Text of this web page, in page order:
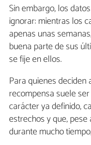
Sin embargo, los
ignorar: mientras los
apenas unas
buena parte de sus
se fije en ellos.
Para quienes
recompensa suele
carácter ya definido,
estrechos y que,
durante mucho